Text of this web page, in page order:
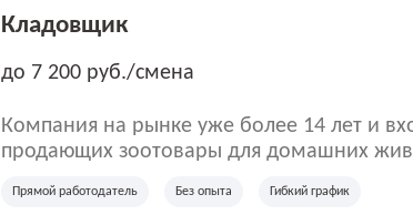
Кладовщик
до 7 200 руб./смена
Компания на рынке уже более 14 лет и
продающих зоотовары для домашних
крупнейших маркетплейсах России
Прямой работодатель Без опыта Гибкий график